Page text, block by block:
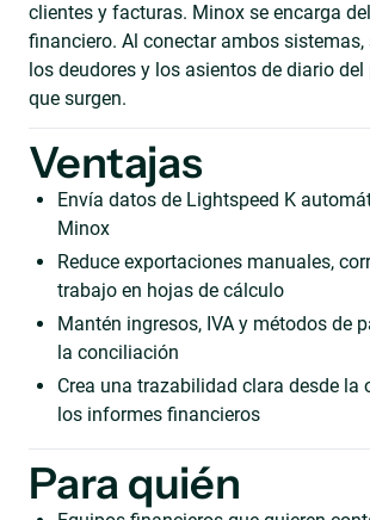
clientes y facturas. Minox se encarga
financiero. Al conectar ambos sistemas,
los deudores y los asientos de diario del
que surgen.
Ventajas
Envía datos de Lightspeed K
Minox
Reduce exportaciones manuales,
trabajo en hojas de cálculo
Mantén ingresos, IVA y métodos de
la conciliación
Crea una trazabilidad clara desde la
los informes financieros
Para quién